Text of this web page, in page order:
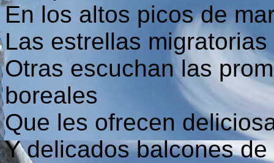
En los altos picos de
Las estrellas
Otras escuchan las
boreales
Que les ofrecen
Y delicados balcones